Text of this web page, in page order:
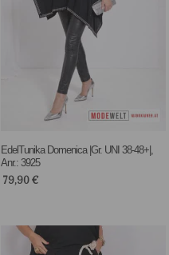
EdelTunika Domenica |Gr. UNI 38-48+|,
Anr.: 3925
79,90€